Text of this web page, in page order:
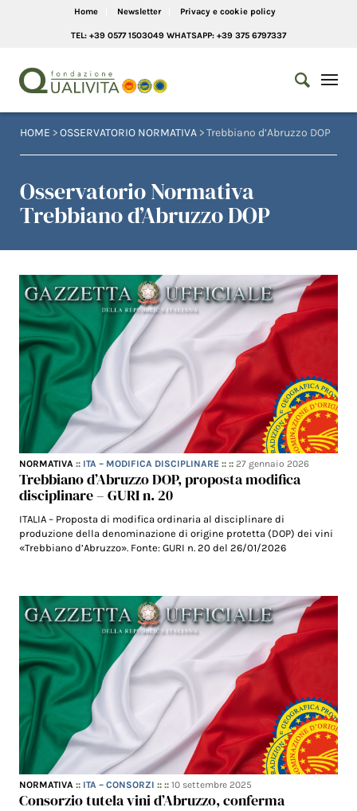
Home Newsletter Privacy e cookie policy
TEL: +39 0577 1503049 WHATSAPP: +39 375 6797337
HOME >OSSERVATORIO NORMATIVA > Trebbiano d’Abruzzo DOP
Osservatorio Normativa
Trebbiano d’Abruzzo DOP
NORMATIVA :: ITA – MODIFICA DISCIPLINARE :: ::27 gennaio 2026
Trebbiano d’Abruzzo DOP, proposta modifica
disciplinare – GURI n. 20
ITALIA – Proposta di modifica ordinaria al disciplinare di
produzione della denominazione di origine protetta (DOP) dei vini
«Trebbiano d’Abruzzo». Fonte: GURI n. 20 del 26/01/2026
NORMATIVA :: ITA – CONSORZI :: ::10 settembre 2025
Consorzio tutela vini d’Abruzzo, conferma